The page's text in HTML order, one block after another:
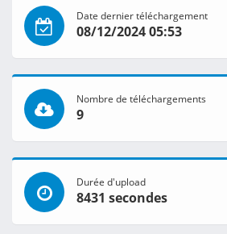
Date dernier téléchargement
08/12/2024 05:53
Nombre de téléchargements
9
Durée d'upload
8431 secondes